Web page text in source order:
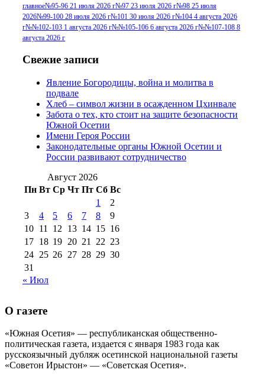
г(13) №96 28 июля 2015 г(9) №96+97 3
июля 2014 г(10)№96+97 30 июля
2016 г(13)
июля 2017 г
2012 г
(15)
№97 30 июля 2015 г
(15)№98 1 августа 2015 г
августа 2016 г(10)№98 5 июля 2014 г(10)
№98 8 августа 2013 г
августа 2012 г(14) №98+99 11 июля
2017 г(9)
№99 4 августа
2016 г(12) №99 8 июля 2014 г
августа 2012 г(11)
августа 2013 г
(12)
главное№95-96 21 июля 2026 г№97 23 июля 2026 г№98 25 июля
2026№99-100 28 июля 2026 г№101 30 июля 2026 г№104 4 августа 2026
г№№102-103 1 августа 2026 г№№105-106 6 августа 2026 г№№107-108 8
августа 2026 г
Свежие записи
Явление Богородицы, война и молитва в
подвале
Хлеб – символ жизни в осажденном Цхинвале
Забота о тех, кто стоит на защите безопасности
Южной Осетии
Имени Героя России
Законодательные органы Южной Осетии и
России развивают сотрудничество
Август 2026
Пн Вт Ср Чт Пт Сб Вс
1
2
3
4 5 6 7 8
9
10 11 12 13 14 15 16
17 18 19 20 21 22 23
24 25 26 27 28 29 30
31
« Июл
О газете
«Южная Осетия» — республиканская общественно-
политическая газета, издается с января 1983 года как
русскоязычный дубляж осетинской национальной газеты
«Советон Ирыстон» — «Советская Осетия».